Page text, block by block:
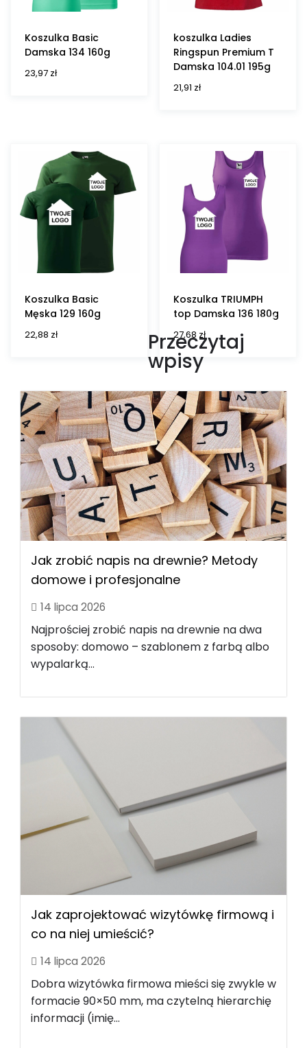
Koszulka Basic
Damska 134 160g
23,97 zł
koszulka Ladies
Ringspun Premium T
Damska 104.01 195g
21,91 zł
Koszulka Basic
Męska 129 160g
22,88 zł
Koszulka TRIUMPH
top Damska 136 180g
27,68 zł
Przeczytaj
wpisy
Jak zrobić napis na drewnie? Metody
domowe i profesjonalne
14 lipca 2026
Najprościej zrobić napis na drewnie na dwa
sposoby: domowo – szablonem z farbą albo
wypalarką...
Jak zaprojektować wizytówkę firmową i
co na niej umieścić?
14 lipca 2026
Dobra wizytówka firmowa mieści się zwykle w
formacie 90×50 mm, ma czytelną hierarchię
informacji (imię...